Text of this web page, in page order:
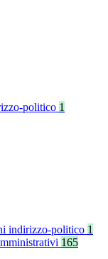
politico 1
indirizzo-politico 1
165